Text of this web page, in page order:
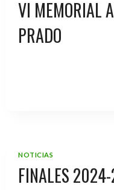
VI MEMORIAL
PRADO
NOTICIAS
FINALES